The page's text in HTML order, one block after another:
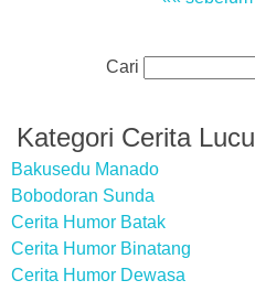
Cari
Kategori Cerita Lucu
Bakusedu Manado
Bobodoran Sunda
Cerita Humor Batak
Cerita Humor Binatang
Cerita Humor Dewasa